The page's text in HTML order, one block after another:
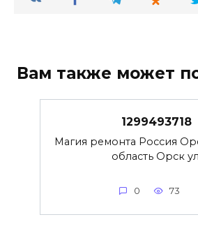
Вам также может
1299493718
Магия ремонта Россия
область Орск
0 73